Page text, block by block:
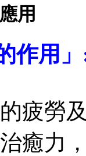
用
作用
疲勞
癒力